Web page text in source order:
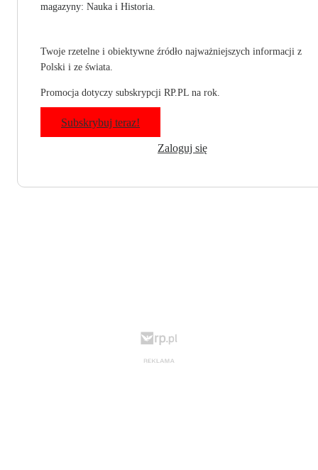
magazyny: Nauka i Historia.
Twoje rzetelne i obiektywne źródło najważniejszych informacji z
Polski i ze świata.
Promocja dotyczy subskrypcji RP.PL na rok.
Subskrybuj teraz!
Zaloguj się